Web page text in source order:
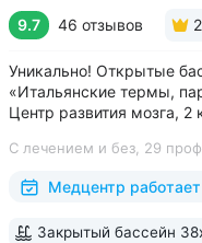
9.7 46 отзывов 2
Уникально! Открытые
«Итальянские термы,
Центр развития мозга,
большой спа-комплекс,
Расположен в
С лечением и без, 29
Медцентр
Закрытый бассейн